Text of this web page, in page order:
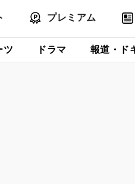
プレミアム
ツ ドラマ 報道・ド